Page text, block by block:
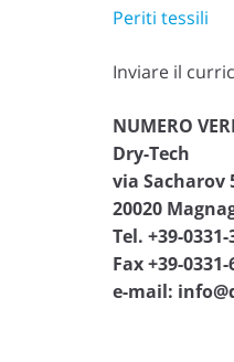
Periti tessili
Inviare il
NUMERO
Dry-Tech
via Sacharov
20020
Tel. +39-0331-
Fax +39-
e-mail: